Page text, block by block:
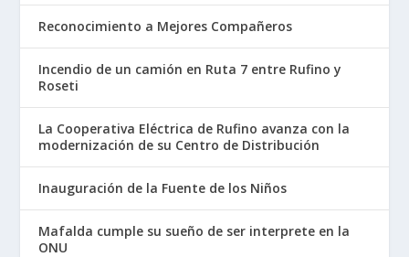
Reconocimiento a Mejores Compañeros
Incendio de un camión en Ruta 7 entre Rufino y
Roseti
La Cooperativa Eléctrica de Rufino avanza con la
modernización de su Centro de Distribución
Inauguración de la Fuente de los Niños
Mafalda cumple su sueño de ser interprete en la
ONU